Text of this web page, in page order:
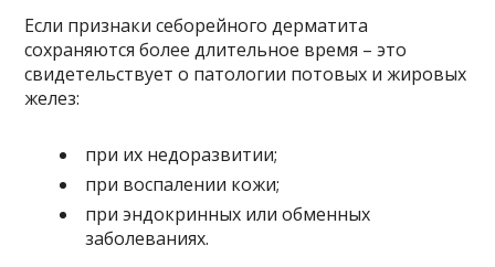
Если признаки себорейного дерматита
сохраняются более длительное время – это
свидетельствует о патологии потовых и жировых
желез:
при их недоразвитии;
при воспалении кожи;
при эндокринных или обменных
заболеваниях.